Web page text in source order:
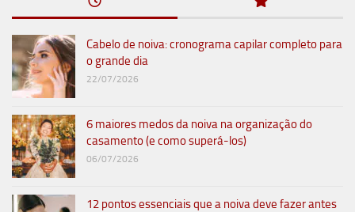
Cabelo de noiva: cronograma capilar completo para
o grande dia
22/07/2026
6 maiores medos da noiva na organização do
casamento (e como superá-los)
06/07/2026
12 pontos essenciais que a noiva deve fazer antes